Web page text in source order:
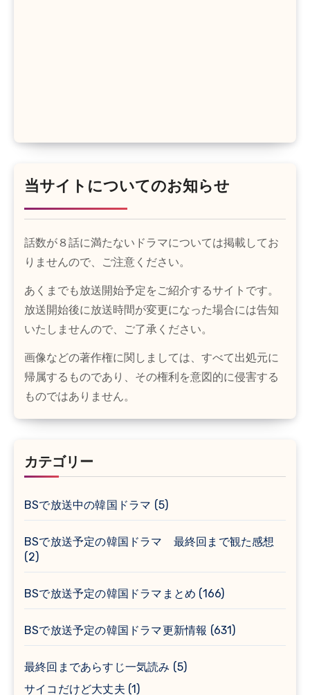
当サイトについてのお知らせ
話数が８話に満たないドラマについては掲載してお
りませんので、ご注意ください。
あくまでも放送開始予定をご紹介するサイトです。
放送開始後に放送時間が変更になった場合には告知
いたしませんので、ご了承ください。
画像などの著作権に関しましては、すべて出処元に
帰属するものであり、その権利を意図的に侵害する
ものではありません。
カテゴリー
BSで放送中の韓国ドラマ (5)
BSで放送予定の韓国ドラマ 最終回まで観た感想
(2)
BSで放送予定の韓国ドラマまとめ (166)
BSで放送予定の韓国ドラマ更新情報 (631)
最終回まであらすじ一気読み (5)
サイコだけど大丈夫 (1)